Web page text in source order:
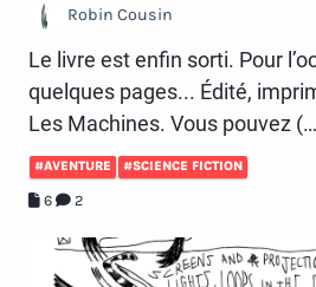
Robin Cousin
Le livre est enfin sorti. Pour
quelques pages... Édité,
Les Machines. Vous pouvez
#AVENTURE #SCIENCE FICTION
6 2